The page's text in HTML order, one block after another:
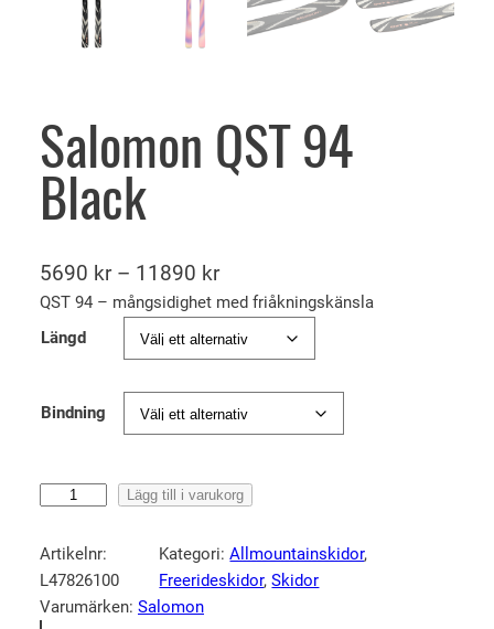
Salomon QST 94
Black
5690 kr – 11890 krP
r
i
s
i
n
e
v
a
QST 94 – mångsidighet med friåkningskänsla
Längd
Bindning
l
o
m
Lägg till i varukorg
Artikelnr:
L47826100
Kategori:Allmountainskidor
Freerideskidor, Skidor
Varumärken: Salomon